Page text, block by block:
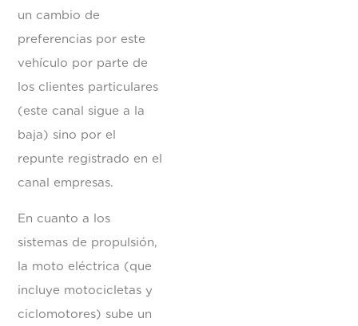
un cambio de
preferencias por este
vehículo por parte de
los clientes particulares
(este canal sigue a la
baja) sino por el
repunte registrado en el
canal empresas.
En cuanto a los
sistemas de propulsión,
la moto eléctrica (que
incluye motocicletas y
ciclomotores) sube un